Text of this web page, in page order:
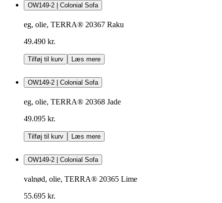
OW149-2 | Colonial Sofa
eg, olie, TERRA® 20367 Raku
49.490 kr.
Tilføj til kurv Læs mere
OW149-2 | Colonial Sofa
eg, olie, TERRA® 20368 Jade
49.095 kr.
Tilføj til kurv Læs mere
OW149-2 | Colonial Sofa
valnød, olie, TERRA® 20365 Lime
55.695 kr.